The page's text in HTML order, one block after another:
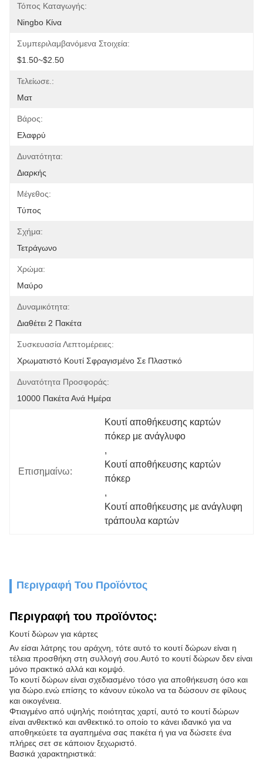
Τόπος Καταγωγής:
Ningbo Κίνα
Συμπεριλαμβανόμενα Στοιχεία:
$1.50~$2.50
Τελείωσε.:
Ματ
Βάρος:
Ελαφρύ
Δυνατότητα:
Διαρκής
Μέγεθος:
Τύπος
Σχήμα:
Τετράγωνο
Χρώμα:
Μαύρο
Δυναμικότητα:
Διαθέτει 2 Πακέτα
Συσκευασία Λεπτομέρειες:
Χρωματιστό Κουτί Σφραγισμένο Σε Πλαστικό
Δυνατότητα Προσφοράς:
10000 Πακέτα Ανά Ημέρα
Επισημαίνω:
Κουτί αποθήκευσης καρτών
πόκερ με ανάγλυφο
,
Κουτί αποθήκευσης καρτών
πόκερ
,
Κουτί αποθήκευσης με ανάγλυφη
τράπουλα καρτών
Περιγραφή Του Προϊόντος
Περιγραφή του προϊόντος:
Κουτί δώρων για κάρτες
Αν είσαι λάτρης του αράχνη, τότε αυτό το κουτί δώρων είναι η
τέλεια προσθήκη στη συλλογή σου.Αυτό το κουτί δώρων δεν είναι
μόνο πρακτικό αλλά και κομψό.
Το κουτί δώρων είναι σχεδιασμένο τόσο για αποθήκευση όσο και
για δώρο.ενώ επίσης το κάνουν εύκολο να τα δώσουν σε φίλους
και οικογένεια.
Φτιαγμένο από υψηλής ποιότητας χαρτί, αυτό το κουτί δώρων
είναι ανθεκτικό και ανθεκτικό.το οποίο το κάνει ιδανικό για να
αποθηκεύετε τα αγαπημένα σας πακέτα ή για να δώσετε ένα
πλήρες σετ σε κάποιον ξεχωριστό.
Βασικά χαρακτηριστικά: